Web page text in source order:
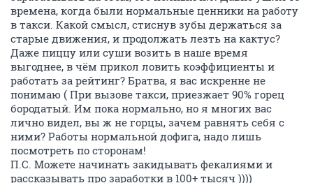
времена, когда были нормальные ценники на работу
в такси. Какой смысл, стиснув зубы держаться за
старые движения, и продолжать лезть на кактус?
Даже пиццу или суши возить в наше время
выгоднее, в чём прикол ловить коэффициенты и
работать за рейтинг? Братва, я вас искренне не
понимаю ( При вызове такси, приезжает 90% горец
бородатый. Им пока нормально, но я многих вас
лично видел, вы ж не горцы, зачем равнять себя с
ними? Работы нормальной дофига, надо лишь
посмотреть по сторонам!
П.С. Можете начинать закидывать фекалиями и
рассказывать про заработки в 100+ тысяч ))))